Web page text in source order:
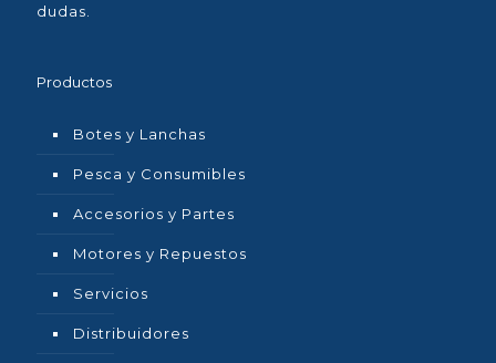
dudas.
Productos
Botes y Lanchas
Pesca y Consumibles
Accesorios y Partes
Motores y Repuestos
Servicios
Distribuidores